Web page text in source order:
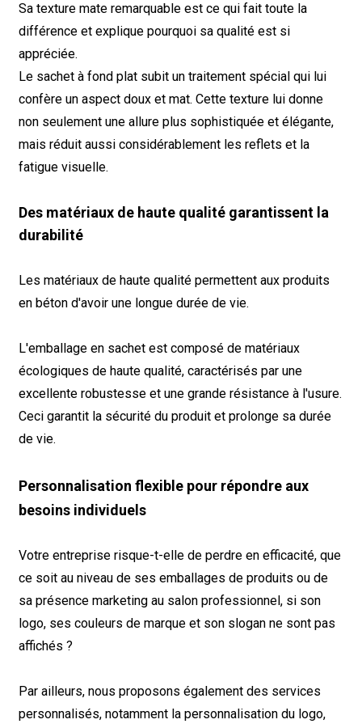
Sa texture mate remarquable est ce qui fait toute la
différence et explique pourquoi sa qualité est si
appréciée.
Le sachet à fond plat subit un traitement spécial qui lui
confère un aspect doux et mat. Cette texture lui donne
non seulement une allure plus sophistiquée et élégante,
mais réduit aussi considérablement les reflets et la
fatigue visuelle.
Des matériaux de haute qualité garantissent la
durabilité
Les matériaux de haute qualité permettent aux produits
en béton d'avoir une longue durée de vie.
L'emballage en sachet est composé de matériaux
écologiques de haute qualité, caractérisés par une
excellente robustesse et une grande résistance à l'usure.
Ceci garantit la sécurité du produit et prolonge sa durée
de vie.
Personnalisation flexible pour répondre aux
besoins individuels
Votre entreprise risque-t-elle de perdre en efficacité, que
ce soit au niveau de ses emballages de produits ou de
sa présence marketing au salon professionnel, si son
logo, ses couleurs de marque et son slogan ne sont pas
affichés ?
Par ailleurs, nous proposons également des services
personnalisés, notamment la personnalisation du logo,